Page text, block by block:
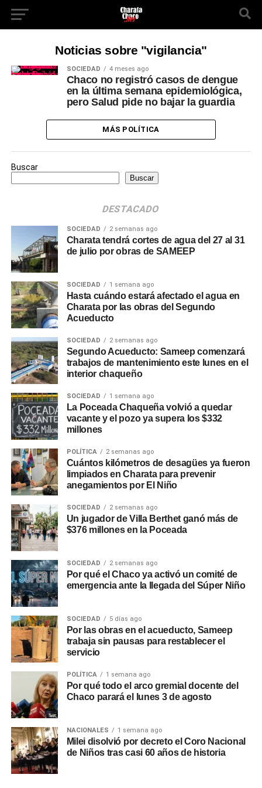
Noticias sobre "vigilancia"
SOCIEDAD 4 meses ago
Chaco no registró casos de dengue
en la última semana epidemiológica,
pero Salud pide no bajar la guardia
MÁS POLÍTICA
Buscar
Buscar
DESTACADO
SOCIEDAD 2 semanas ago
Charata tendrá cortes de agua del 27 al 31
de julio por obras de SAMEEP
SOCIEDAD 1 semana ago
Hasta cuándo estará afectado el agua en
Charata por las obras del Segundo
Acueducto
SOCIEDAD 2 semanas ago
Segundo Acueducto: Sameep comenzará
trabajos de mantenimiento este lunes en el
interior chaqueño
SOCIEDAD 1 semana ago
La Poceada Chaqueña volvió a quedar
vacante y el pozo ya supera los $332
millones
POLÍTICA 2 semanas ago
Cuántos kilómetros de desagües ya fueron
limpiados en Charata para prevenir
anegamientos por El Niño
SOCIEDAD 2 semanas ago
Un jugador de Villa Berthet ganó más de
$376 millones en la Poceada
SOCIEDAD 2 semanas ago
Por qué el Chaco ya activó un comité de
emergencia ante la llegada del Súper Niño
SOCIEDAD 5 días ago
Por las obras en el acueducto, Sameep
trabaja sin pausas para restablecer el
servicio
POLÍTICA 1 semana ago
Por qué todo el arco gremial docente del
Chaco parará el lunes 3 de agosto
NACIONALES 1 semana ago
Milei disolvió por decreto el Coro Nacional
de Niños tras casi 60 años de historia